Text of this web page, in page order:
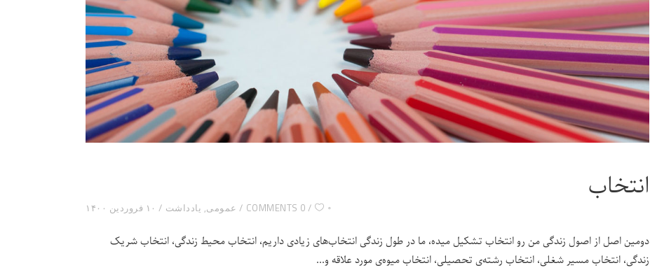
انتخاب
۱۰ فروردین ۱۴۰۰ عمومی, یادداشت 0 COMMENTS ۰
دومین اصل از اصول زندگی من رو انتخاب تشکیل میده، ما در طول زندگی انتخاب‌های زیادی داریم، انتخاب محیط زندگی، انتخاب شریک
زندگی، انتخاب مسیر شغلی، انتخاب رشته‌ی تحصیلی، انتخاب میوه‌ی مورد علاقه و